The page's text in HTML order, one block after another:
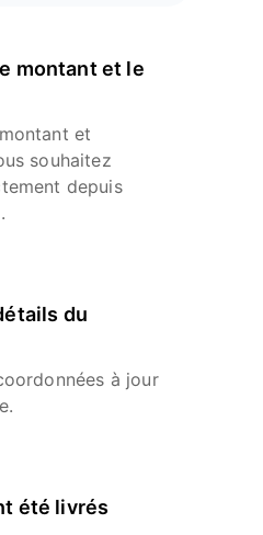
montant et le
et
souhaitez
depuis
du
à jour
été livrés